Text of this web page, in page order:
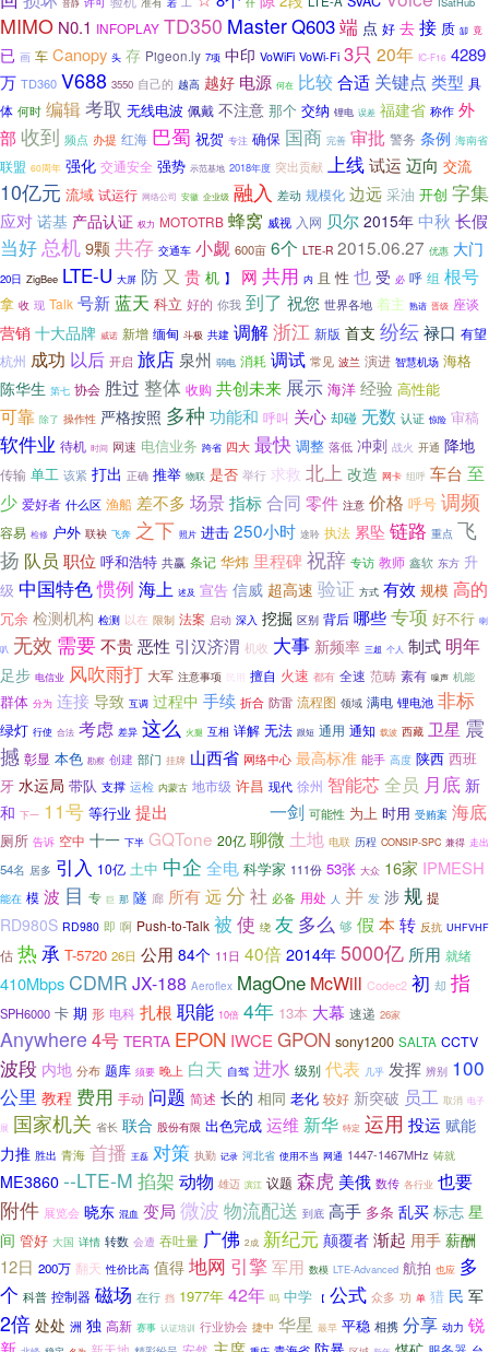
MIMO N0.1 INFOPLAY TD350 MasterQ603端 点 好 去 接 质 缷 竟
已 画 车 Canopy 头 存 Pigeon.ly 7项 中印 VoWiFi VoWi-Fi 3只 20年 IC-F16 4289
万 TD360 V688 3550 自己的 越高 越好 电源 何在 比较合适 关键点 类型 具
体 何时 编辑考取 无线电波 佩戴 不注意 那个 交纳 锂电 误差 福建省 称作 外
部 收到 频点 办提 红海 巴蜀 祝贺 专注 确保 国商 完善 审批 警务 条例 海南省
联盟 60周年 强化 交通安全 强势 示范基地 2018年度 突出贡献 上线试运 迈向 交流
10亿元 流域 试运行 网络公司 安徽 企业级 融入 差动 规模化 边远 采油 开创 字集
应对诺基 产品认证 权力 MOTOTRB 蜂窝 威视 入网 贝尔 2015年 中秋 长假
当好总机9颗 共存 交通车 小觑 600亩 6个 LTE-R 2015.06.27 优惠 大门
20日 ZigBee LTE-U 大屏 防 又 贵 机 】 网 共用 内 且 性 也 受 必 呼 组 根号
拿 收 现 Talk 号新蓝天 科立 好的 你我 到了 祝您 世界各地 着主 熟谙 晋级 座谈
营销 十大品牌 威诺 新增 缅甸 斗极 共建 调解浙江 新版 首支 纷纭禄口 有望
杭州 成功 以后 开启 旅店 泉州 弱电 消耗 调试 常见 波兰 演进 智慧机场 海格
陈华生 第七 协会 胜过 整体 收购 共创未来 展示 海洋 经验 高性能
可靠 除了 操作性 严格按照 多种 功能和 呼叫 关心 却碰 无数 认证 惊险 审稿
软件业 待机 时间 网速 电信业务 跨省 四大 最快 调整 落低 冲刺 战火 开通 降地
传输 单工 该紧 打出 正确 推举 物联 是否 举行 求救 北上 改造 网卡 组呼 车台 至
少 爱好者 什么区 渔船 差不多 场景指标合同 零件 注意 价格 呼号 调频
容易 检修 户外 联袂 飞奔 之下 照片 进击 250小时 途聆 执法 累坠 链路 重点 飞
扬 队员 职位 呼和浩特 共赢 条记 华炜 里程碑 祝辞 专访 教师 鑫软 东方 升
级 中国特色惯例 海上 述及 宣告 信威 超高速 验证 方式 有效 规模 高的
冗余 检测机构 检测 以在 限制 法案 启动 深入 挖掘 区别 背后 哪些专项 好不行 喇
叭 无效 需要不贵恶性 引汉济渭 机收 大事 新频率 三超 个人 制式 明年
足步 电信业 风吹雨打 大军 注意事项 民用 擅自 火速 都有 全速 范畴 素有 噪声 机能
群体 分为 连接 导致 互调 过程中 手续 折合 防雷 流程图 领域 满电 锂电池 非标
绿灯 行使 合法 考虑 差异 这么 火腿 互相 详解 无法 跟短 通用 通知 载波 西藏 卫星 震
撼 彰显 本色 勘察 创建 部门 挂牌 山西省 网络中心 最高标准 能手 高度 陕西 西班
牙 水运局 带队 支撑 运检 内蒙古 地市级 许昌 现代 徐州 智能芯全员 月底 新
和 下一 11号 等行业 提出 一剑 可能性 为上 时用 受贿案 海底
厕所 告诉 空中 十一 下半 GQTone 20亿 聊微 土地 电联 历程 CONSIP-SPC 兼得 走出
54名 居多 引入 10亿 土中 中企 全电 科学家 111份 53张 大众 16家 IPMESH
能在 模 波 目 专 巨 那 隧 廊 所有远分 社 必备 用处 人 并 发 涉 规 提
RD980S RD980 即 啊 Push-to-Talk 被 使 绕 友 多么 够 假 本 转 反抗 UHFVHF
估 热承 T-5720 26日 公用 84个 11日 40倍 2014年 5000亿 所用 就绪
410Mbps CDMR JX-188 Aeroflex MagOne McWill Codec2 初 却 指
SPH6000 卡 期 形 电科 扎根 职能 10倍 4年 13本 大幕 速递 26家
Anywhere 4号 TERTA EPON IWCE GPON sony1200 SALTA CCTV
波段 内地 分布 题库 须要 晚上 白天 自驾 进水 级别 代表 几乎 发挥 辨别 100
公里 教程 费用 手动 问题 简述 长的 相同 老化 较好 新突破 员工 取消 电子
展 国家机关 省长 联合 股份有限 出色完成 运维 新华 特定 运用 投运 赋能
力推 胜出 青海 首播 王磊 对策 执勤 记录 河北省 使用不当 网通 1447-1467MHz 铸就
ME3860 --LTE-M 掐架 动物 雄迈 滨江 议题 森虎 美俄 数传 各行业 也要
附件 展览会 晓东 混血 变局 微波 物流配送 到底 高手 多条 乱买 标志 星
间 管好 大国 详情 转数 会遭 吞吐量 广佛 2成 新纪元 颠覆者 渐起 用手 薪酬
12日 200万 翻天 性价比高 值得 地网 引擎军用 数模 LTE-Advanced 航拍 也应 多
个 科普 控制器 磁场 在行 挡 1977年 42年 吗 中学 【 公式 众多 功 单 猎 民 军
2倍处处 洲 独 高新 赛事 认证培训 行业协会 捷中 华星 最早 平稳 相携 分享 动力 锐